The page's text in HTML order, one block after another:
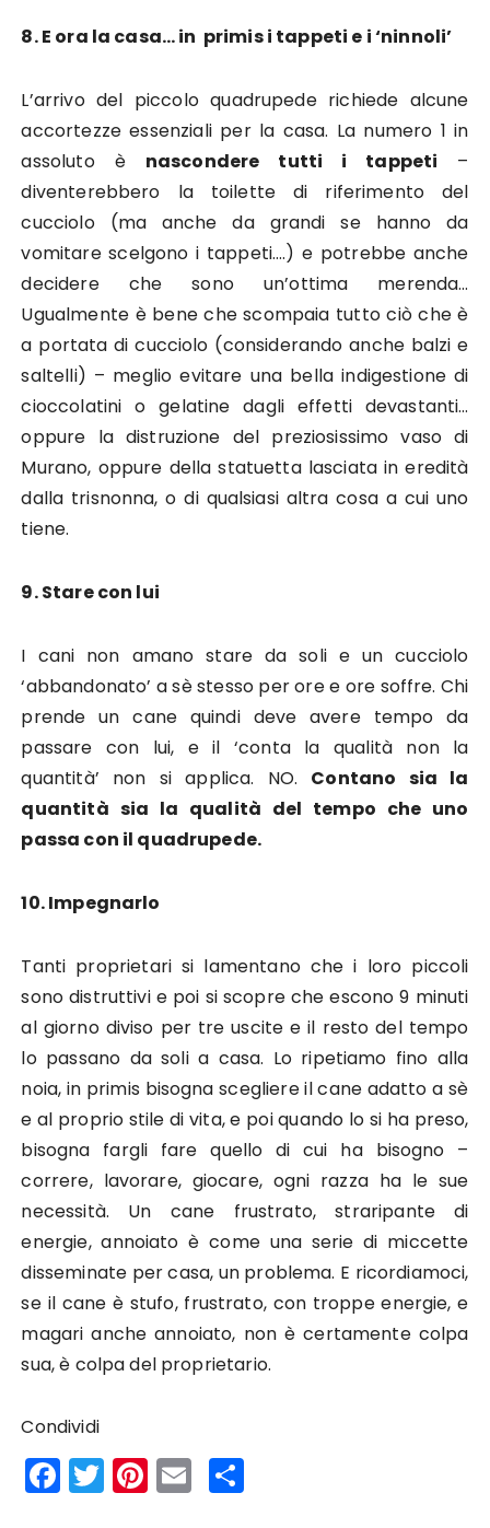
8. E ora la casa… in primis i tappeti e i ‘ninnoli’
L’arrivo del piccolo quadrupede richiede alcune
accortezze essenziali per la casa. La numero 1 in
assoluto è nascondere tutti i tappeti –
diventerebbero la toilette di riferimento del
cucciolo (ma anche da grandi se hanno da
vomitare scelgono i tappeti….) e potrebbe anche
decidere che sono un’ottima merenda…
Ugualmente è bene che scompaia tutto ciò che è
a portata di cucciolo (considerando anche balzi e
saltelli) – meglio evitare una bella indigestione di
cioccolatini o gelatine dagli effetti devastanti…
oppure la distruzione del preziosissimo vaso di
Murano, oppure della statuetta lasciata in eredità
dalla trisnonna, o di qualsiasi altra cosa a cui uno
tiene.
9. Stare con lui
I cani non amano stare da soli e un cucciolo
‘abbandonato’ a sè stesso per ore e ore soffre. Chi
prende un cane quindi deve avere tempo da
passare con lui, e il ‘conta la qualità non la
quantità’ non si applica. NO. Contano sia la
quantità sia la qualità del tempo che uno
passa con il quadrupede.
10. Impegnarlo
Tanti proprietari si lamentano che i loro piccoli
sono distruttivi e poi si scopre che escono 9 minuti
al giorno diviso per tre uscite e il resto del tempo
lo passano da soli a casa. Lo ripetiamo fino alla
noia, in primis bisogna scegliere il cane adatto a sè
e al proprio stile di vita, e poi quando lo si ha preso,
bisogna fargli fare quello di cui ha bisogno –
correre, lavorare, giocare, ogni razza ha le sue
necessità. Un cane frustrato, straripante di
energie, annoiato è come una serie di miccette
disseminate per casa, un problema. E ricordiamoci,
se il cane è stufo, frustrato, con troppe energie, e
magari anche annoiato, non è certamente colpa
sua, è colpa del proprietario.
Condividi
F
a
T
w
Pi
n
E
m